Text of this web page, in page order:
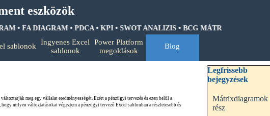
eszközök
• FA DIAGRAM • PDCA • KPI • SWOT ANALIZIS • BCG MÁTRIX • HOSHIN
▼
sablonok ▼
Ingyenes Excel
sablonok
▼
Power Platform
megoldások
▼
Blog
meg egy vállalat eredményességét. Ezért a pénzügyi tervezés és ezen belül a
milyen változtatásokat végeztem a pénzügyi tervező Excel sablonban a részletesebb és
Kihagy blokk
Legfrissebb
bejegyzések
Mátrixdiagramok
rész